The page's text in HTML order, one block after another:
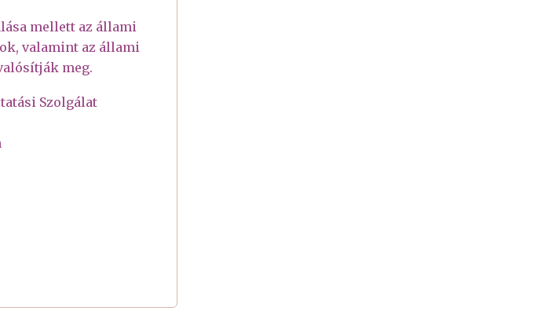
mellett az állami
valamint az állami
meg.
Szolgálat